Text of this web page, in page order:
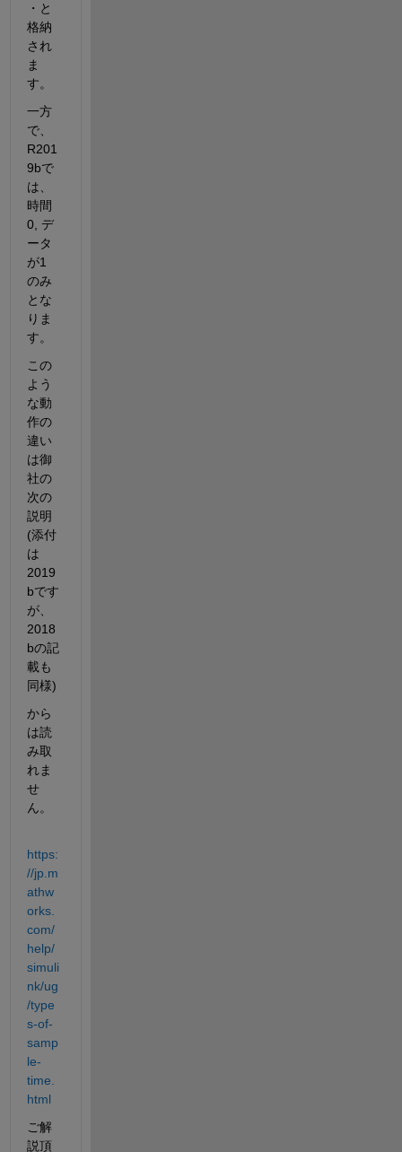
・と
格納
され
ま
す。
一方
で、
R201
9bで
は、
時間
0, デ
ータ
が1
のみ
とな
りま
す。
この
よう
な動
作の
違い
は御
社の
次の
説明
(添付
は
2019
bです
が、
2018
bの記
載も
同様)
から
は読
み取
れま
せ
ん。
https:
//jp.m
athw
orks.
com/
help/
simuli
nk/ug
/type
s-of-
samp
le-
time.
html
ご解
説頂